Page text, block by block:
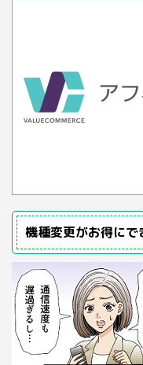
機種変更がお得に